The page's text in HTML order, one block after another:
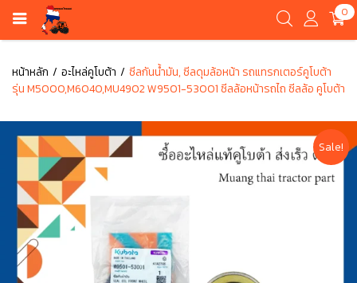
0
หน้าหลัก อะไหล่คูโบต้า
ซีลกันน้ำมัน, ซีลดุมล้อหน้า รถแทรกเตอร์คูโบต้า
รุ่น M5000,M6040,MU4902 W9501-53001 ซีลล้อหน้ารถไถ ซีลล้อ คูโบต้า
Sale!